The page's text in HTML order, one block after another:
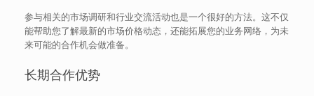
参与相关的市场调研和行业交流活动也是一个很好的方法。这不仅
能帮助您了解最新的市场价格动态，还能拓展您的业务网络，为未
来可能的合作机会做准备。
长期合作优势